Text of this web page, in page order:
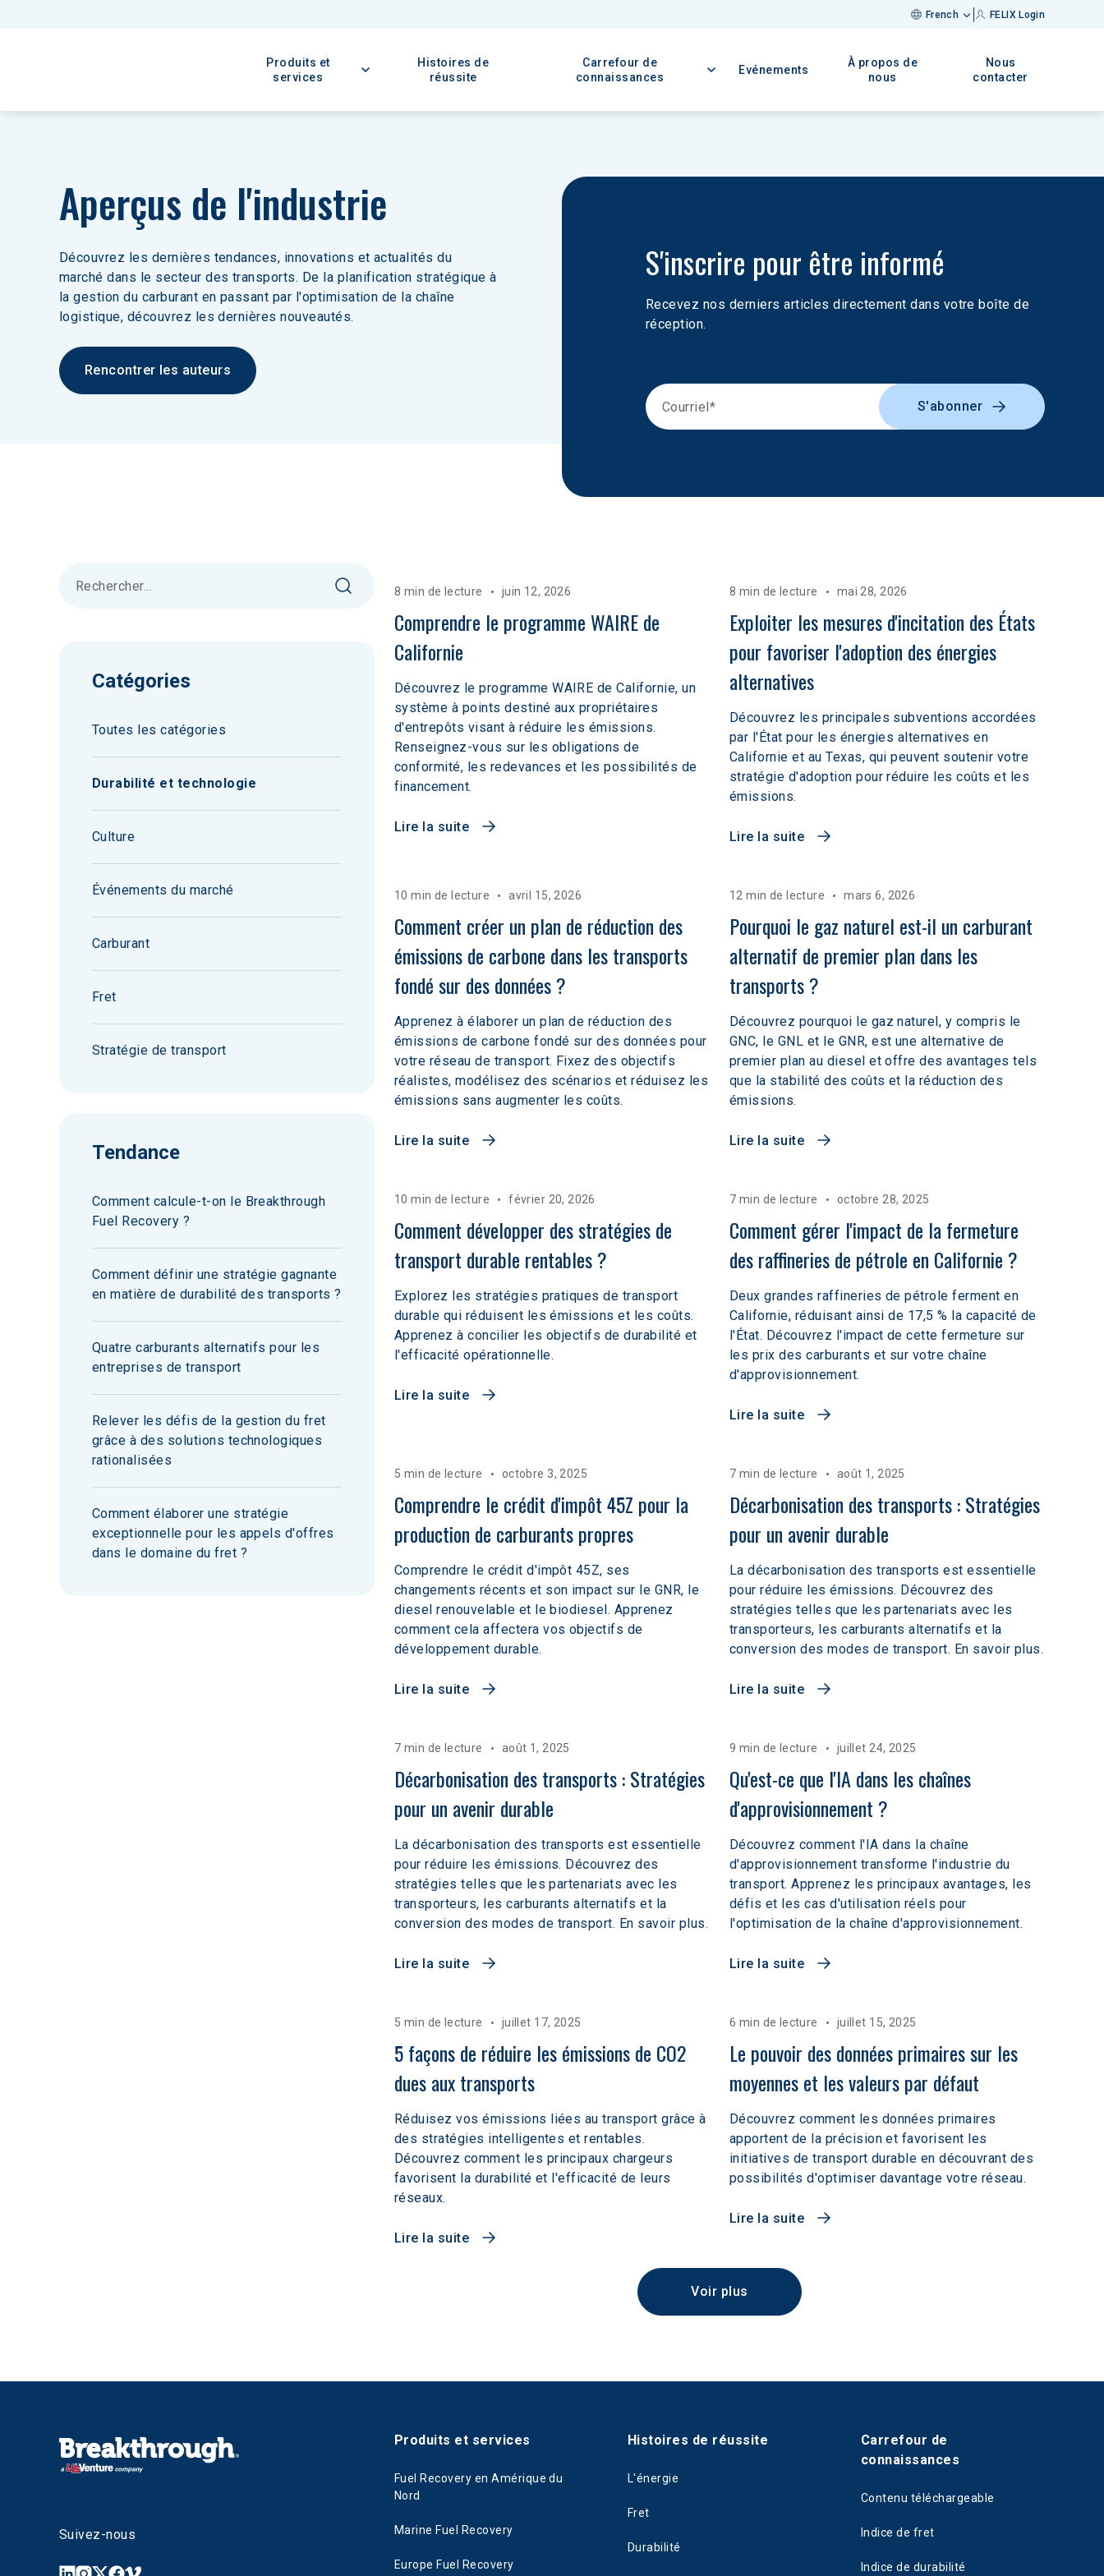
French FELIX Login
Produits et
services
Histoires de
réussite
Carrefour de
connaissances
Evénements
À propos de
nous
Nous
contacter
Aperçus de l'industrie
Découvrez les dernières tendances, innovations et actualités du
marché dans le secteur des transports. De la planification stratégique à
la gestion du carburant en passant par l'optimisation de la chaîne
logistique, découvrez les dernières nouveautés.
Rencontrer les auteurs
S'inscrire pour être informé
Recevez nos derniers articles directement dans votre boîte de
réception.
S'abonner
Catégories
Toutes les catégories
Durabilité et technologie
Culture
Événements du marché
Carburant
Fret
Stratégie de transport
Tendance
Comment calcule-t-on le Breakthrough
Fuel Recovery ?
Comment définir une stratégie gagnante
en matière de durabilité des transports ?
Quatre carburants alternatifs pour les
entreprises de transport
Relever les défis de la gestion du fret
grâce à des solutions technologiques
rationalisées
Comment élaborer une stratégie
exceptionnelle pour les appels d'offres
dans le domaine du fret ?
8 min de lecture juin 12, 2026
Comprendre le programme WAIRE de
Californie
Découvrez le programme WAIRE de Californie, un
système à points destiné aux propriétaires
d'entrepôts visant à réduire les émissions.
Renseignez-vous sur les obligations de
conformité, les redevances et les possibilités de
financement.
Lire la suite
8 min de lecture mai 28, 2026
Exploiter les mesures d'incitation des États
pour favoriser l'adoption des énergies
alternatives
Découvrez les principales subventions accordées
par l'État pour les énergies alternatives en
Californie et au Texas, qui peuvent soutenir votre
stratégie d'adoption pour réduire les coûts et les
émissions.
Lire la suite
10 min de lecture avril 15, 2026
Comment créer un plan de réduction des
émissions de carbone dans les transports
fondé sur des données ?
Apprenez à élaborer un plan de réduction des
émissions de carbone fondé sur des données pour
votre réseau de transport. Fixez des objectifs
réalistes, modélisez des scénarios et réduisez les
émissions sans augmenter les coûts.
Lire la suite
12 min de lecture mars 6, 2026
Pourquoi le gaz naturel est-il un carburant
alternatif de premier plan dans les
transports ?
Découvrez pourquoi le gaz naturel, y compris le
GNC, le GNL et le GNR, est une alternative de
premier plan au diesel et offre des avantages tels
que la stabilité des coûts et la réduction des
émissions.
Lire la suite
10 min de lecture février 20, 2026
Comment développer des stratégies de
transport durable rentables ?
Explorez les stratégies pratiques de transport
durable qui réduisent les émissions et les coûts.
Apprenez à concilier les objectifs de durabilité et
l'efficacité opérationnelle.
Lire la suite
7 min de lecture octobre 28, 2025
Comment gérer l'impact de la fermeture
des raffineries de pétrole en Californie ?
Deux grandes raffineries de pétrole ferment en
Californie, réduisant ainsi de 17,5 % la capacité de
l'État. Découvrez l'impact de cette fermeture sur
les prix des carburants et sur votre chaîne
d'approvisionnement.
Lire la suite
5 min de lecture octobre 3, 2025
Comprendre le crédit d'impôt 45Z pour la
production de carburants propres
Comprendre le crédit d'impôt 45Z, ses
changements récents et son impact sur le GNR, le
diesel renouvelable et le biodiesel. Apprenez
comment cela affectera vos objectifs de
développement durable.
Lire la suite
7 min de lecture août 1, 2025
Décarbonisation des transports : Stratégies
pour un avenir durable
La décarbonisation des transports est essentielle
pour réduire les émissions. Découvrez des
stratégies telles que les partenariats avec les
transporteurs, les carburants alternatifs et la
conversion des modes de transport. En savoir plus.
Lire la suite
7 min de lecture août 1, 2025
Décarbonisation des transports : Stratégies
pour un avenir durable
La décarbonisation des transports est essentielle
pour réduire les émissions. Découvrez des
stratégies telles que les partenariats avec les
transporteurs, les carburants alternatifs et la
conversion des modes de transport. En savoir plus.
Lire la suite
9 min de lecture juillet 24, 2025
Qu'est-ce que l'IA dans les chaînes
d'approvisionnement ?
Découvrez comment l'IA dans la chaîne
d'approvisionnement transforme l'industrie du
transport. Apprenez les principaux avantages, les
défis et les cas d'utilisation réels pour
l'optimisation de la chaîne d'approvisionnement.
Lire la suite
5 min de lecture juillet 17, 2025
5 façons de réduire les émissions de CO2
dues aux transports
Réduisez vos émissions liées au transport grâce à
des stratégies intelligentes et rentables.
Découvrez comment les principaux chargeurs
favorisent la durabilité et l'efficacité de leurs
réseaux.
Lire la suite
6 min de lecture juillet 15, 2025
Le pouvoir des données primaires sur les
moyennes et les valeurs par défaut
Découvrez comment les données primaires
apportent de la précision et favorisent les
initiatives de transport durable en découvrant des
possibilités d'optimiser davantage votre réseau.
Lire la suite
Voir plus
Suivez-nous
Produits et services
Fuel Recovery en Amérique du
Nord
Marine Fuel Recovery
Europe Fuel Recovery
Histoires de réussite
L'énergie
Fret
Durabilité
Carrefour de
connaissances
Contenu téléchargeable
Indice de fret
Indice de durabilité